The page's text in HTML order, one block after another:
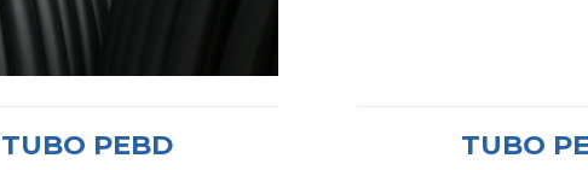
TUBO PEBD
TUBO